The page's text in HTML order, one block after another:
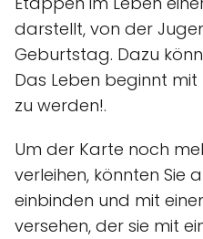
darstellt, von der
Geburtstag. Dazu
Das Leben beginnt
zu werden!.
Um der Karte noch
verleihen, könnten Sie
einbinden und mit
versehen, der sie mit